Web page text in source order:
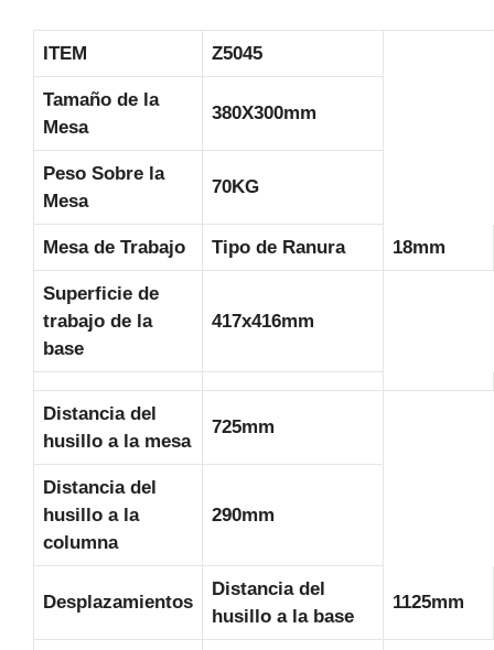
ITEM Z5045
Tamaño de la
Mesa
380X300mm
Peso Sobre la
Mesa
70KG
Mesa de Trabajo Tipo de Ranura 18mm
Superficie de
trabajo de la
base
417x416mm
Distancia del
husillo a la mesa
725mm
Distancia del
husillo a la
columna
290mm
Desplazamientos
Distancia del
husillo a la base
1125mm